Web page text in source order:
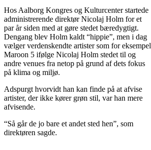
Hos Aalborg Kongres og Kulturcenter startede
administrerende direktør Nicolaj Holm for et
par år siden med at gøre stedet bæredygtigt.
Dengang blev Holm kaldt “hippie”, men i dag
vælger verdenskendte artister som for eksempel
Maroon 5 ifølge Nicolaj Holm stedet til og
andre venues fra netop på grund af dets fokus
på klima og miljø.
Adspurgt hvorvidt han kan finde på at afvise
artister, der ikke kører grøn stil, var han mere
afvisende.
“Så går de jo bare et andet sted hen”, som
direktøren sagde.